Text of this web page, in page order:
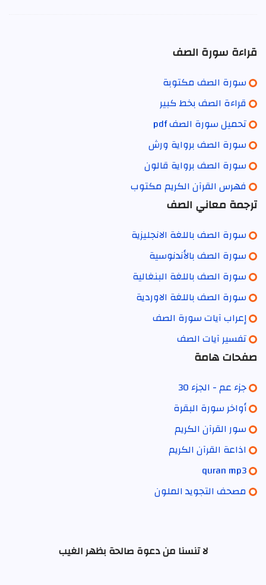
قراءة سورة الصف
سورة الصف مكتوبة
قراءة الصف بخط كبير
تحميل سورة الصف pdf
سورة الصف برواية ورش
سورة الصف برواية قالون
فهرس القرآن الكريم مكتوب
ترجمة معاني الصف
سورة الصف باللغة الانجليزية
سورة الصف بالأندنوسية
سورة الصف باللغة البنغالية
سورة الصف باللغة الاوردية
إعراب آيات سورة الصف
تفسير آيات الصف
صفحات هامة
جزء عم - الجزء 30
أواخر سورة البقرة
سور القرآن الكريم
اذاعة القرآن الكريم
quran mp3
مصحف التجويد الملون
لا تنسنا من دعوة صالحة بظهر الغيب